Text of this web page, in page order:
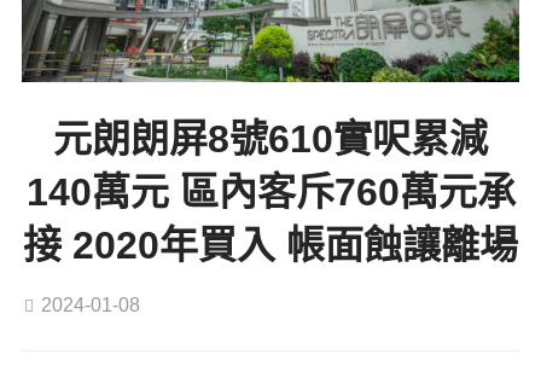
元朗朗屏8號610實呎累減
140萬元 區內客斥760萬元承
接 2020年買入 帳面蝕讓離場
2024-01-08